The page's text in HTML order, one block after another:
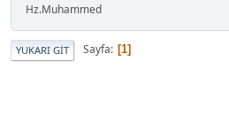
Hz.Muhammed
YUKARI GIT Sayfa 1